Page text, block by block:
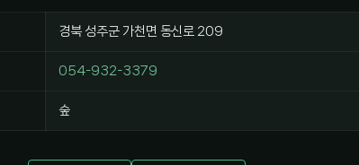
경북 성주군 가천면 동신로 209
054-932-3379
숲